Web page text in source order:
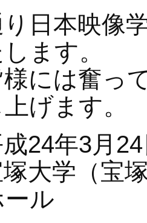
日本映像
ます。
には奮っ
げます。
成24年3月
塚大学（宝
ル